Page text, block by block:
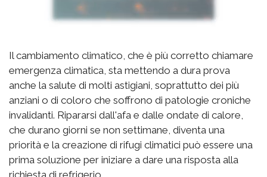
Il cambiamento climatico, che è più corretto chiamare
emergenza climatica, sta mettendo a dura prova
anche la salute di molti astigiani, soprattutto dei più
anziani o di coloro che soffrono di patologie croniche
invalidanti. Ripararsi dall'afa e dalle ondate di calore,
che durano giorni se non settimane, diventa una
priorità e la creazione di rifugi climatici può essere una
prima soluzione per iniziare a dare una risposta alla
richiesta di refrigerio.